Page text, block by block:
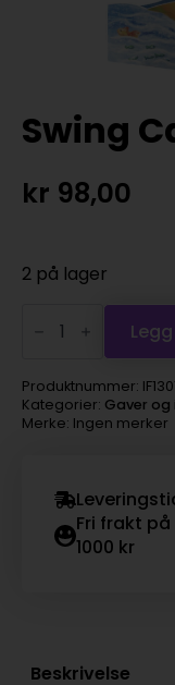
Swing
kr 98,00
2 på lager
Cards
Noahs
antall
Produktnummer:
Kategorier: Gaver og
Merke: Ingen merker
Fri frakt
1000 kr
Beskrivelse